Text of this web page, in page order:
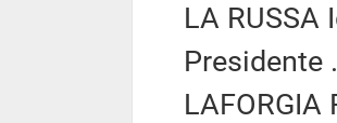
LA RUSSA
Presidente